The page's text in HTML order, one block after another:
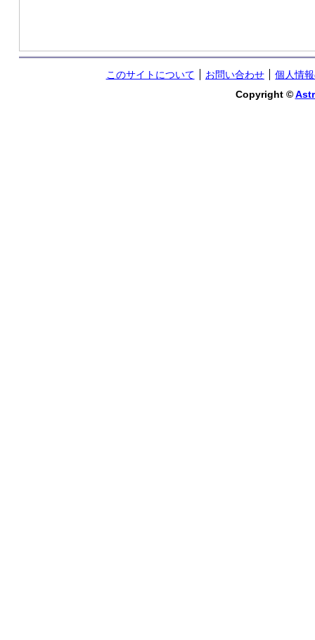
このサイトについて お問い合わせ
個人情
Copyright ©